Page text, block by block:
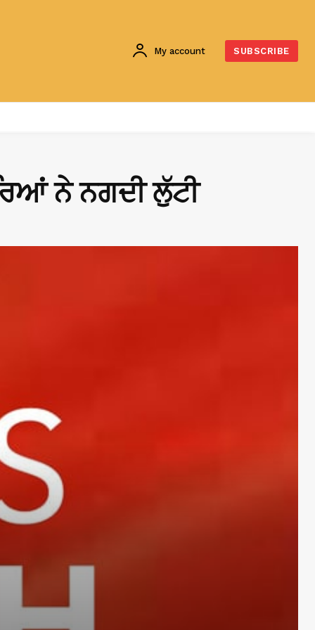
My account SUBSCRIBE
ਨੇ ਨਗਦੀ ਲੁੱਟੀ